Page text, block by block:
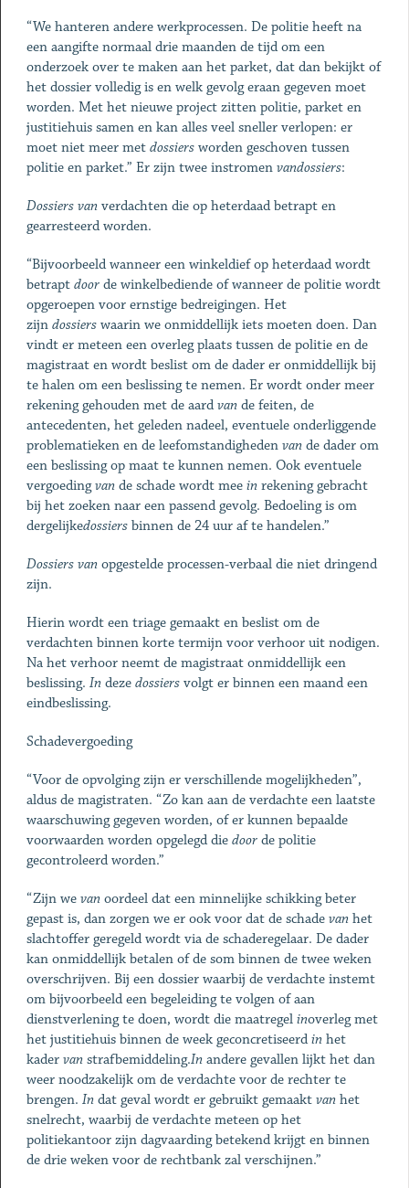
“We hanteren andere werkprocessen. De politie heeft na
een aangifte normaal drie maanden de tijd om een
onderzoek over te maken aan het parket, dat dan bekijkt of
het dossier volledig is en welk gevolg eraan gegeven moet
worden. Met het nieuwe project zitten politie, parket en
justitiehuis samen en kan alles veel sneller verlopen: er
moet niet meer met dossiersworden geschoven tussen
politie en parket.” Er zijn twee instromen vandossiers:
Dossiers vanverdachten die op heterdaad betrapt en
gearresteerd worden.
“Bijvoorbeeld wanneer een winkeldief op heterdaad wordt
betrapt doorde winkelbediende of wanneer de politie wordt
opgeroepen voor ernstige bedreigingen. Het
zijn dossierswaarin we onmiddellijk iets moeten doen. Dan
vindt er meteen een overleg plaats tussen de politie en de
magistraat en wordt beslist om de dader er onmiddellijk bij
te halen om een beslissing te nemen. Er wordt onder meer
rekening gehouden met de aardvande feiten, de
antecedenten, het geleden nadeel, eventuele onderliggende
problematieken en de leefomstandigheden vande dader om
een beslissing op maat te kunnen nemen. Ook eventuele
vergoedingvande schade wordt mee inrekening gebracht
bij het zoeken naar een passend gevolg. Bedoeling is om
dergelijkedossiersbinnen de 24 uur af te handelen.”
Dossiers vanopgestelde processen-verbaal die niet dringend
zijn.
Hierin wordt een triage gemaakt en beslist om de
verdachten binnen korte termijn voor verhoor uit nodigen.
Na het verhoor neemt de magistraat onmiddellijk een
beslissing. Indeze dossiersvolgt er binnen een maand een
eindbeslissing.
Schadevergoeding
“Voor de opvolging zijn er verschillende mogelijkheden”,
aldus de magistraten. “Zo kan aan de verdachte een laatste
waarschuwing gegeven worden, of er kunnen bepaalde
voorwaarden worden opgelegd die doorde politie
gecontroleerd worden.”
“Zijn we vanoordeel dat een minnelijke schikking beter
gepast is, dan zorgen we er ook voor dat de schade vanhet
slachtoffer geregeld wordt via de schaderegelaar. De dader
kan onmiddellijk betalen of de som binnen de twee weken
overschrijven. Bij een dossier waarbij de verdachte instemt
om bijvoorbeeld een begeleiding te volgen of aan
dienstverlening te doen, wordt die maatregel inoverleg met
het justitiehuis binnen de week geconcretiseerdinhet
kader vanstrafbemiddeling.Inandere gevallen lijkt het dan
weer noodzakelijk om de verdachte voor de rechter te
brengen. Indat geval wordt er gebruikt gemaakt vanhet
snelrecht, waarbij de verdachte meteen op het
politiekantoor zijn dagvaarding betekend krijgt en binnen
de drie weken voor de rechtbank zal verschijnen.”